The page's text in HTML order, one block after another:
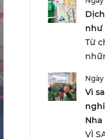
như
Từ
Ngày
Vì
Nha
VÌ